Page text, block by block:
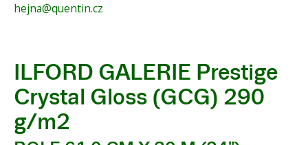
hejna@quentin.cz
ILFORD GALERIE Prestige
Crystal Gloss (GCG) 290
g/m2